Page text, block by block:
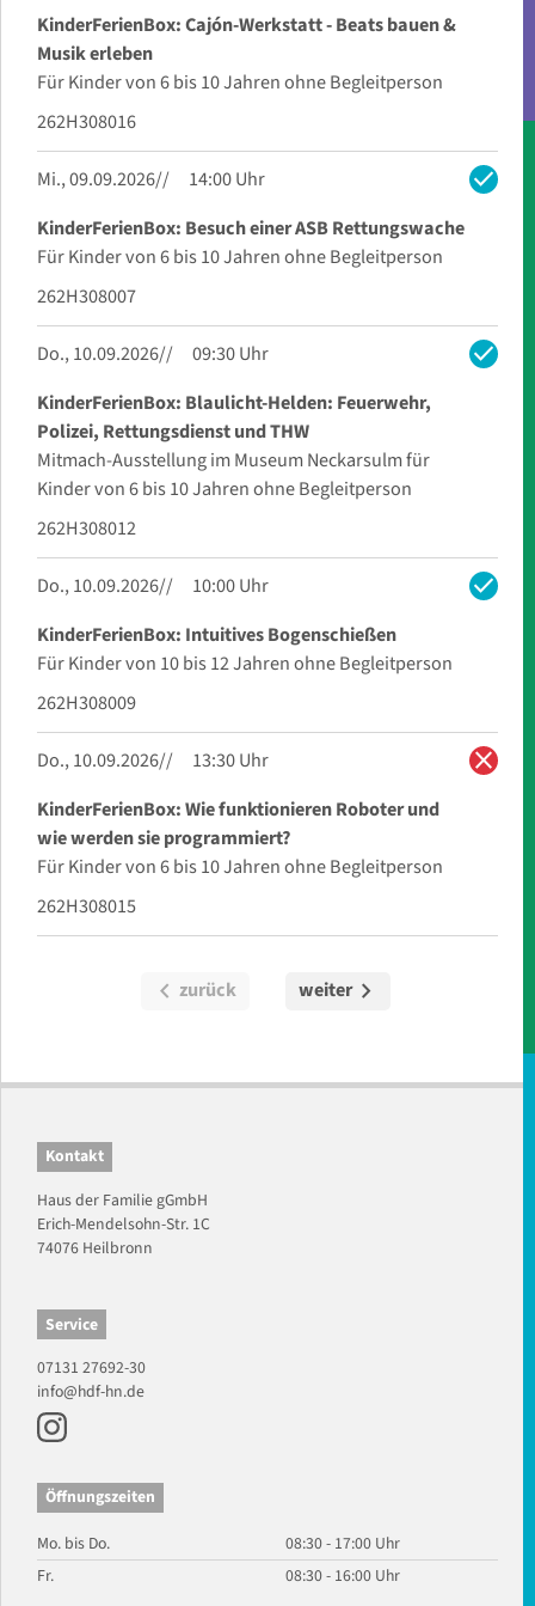
KinderFerienBox: Cajón-Werkstatt - Beats bauen &
Musik erleben
Für Kinder von 6 bis 10 Jahren ohne Begleitperson
262H308016
check
Mi., 09.09.2026
14:00 Uhr
KinderFerienBox: Besuch einer ASB Rettungswache
Für Kinder von 6 bis 10 Jahren ohne Begleitperson
262H308007
check
Do., 10.09.2026
09:30 Uhr
KinderFerienBox: Blaulicht-Helden: Feuerwehr,
Polizei, Rettungsdienst und THW
Mitmach-Ausstellung im Museum Neckarsulm für
Kinder von 6 bis 10 Jahren ohne Begleitperson
262H308012
check
Do., 10.09.2026
10:00 Uhr
KinderFerienBox: Intuitives Bogenschießen
Für Kinder von 10 bis 12 Jahren ohne Begleitperson
262H308009
close
Do., 10.09.2026
13:30 Uhr
KinderFerienBox: Wie funktionieren Roboter und
wie werden sie programmiert?
Für Kinder von 6 bis 10 Jahren ohne Begleitperson
262H308015
chevron_left zurück weiterchevron_right
Kontakt
Haus der Familie gGmbH
Erich-Mendelsohn-Str. 1C
74076 Heilbronn
Service
07131 27692-30
info@hdf-hn.de
Öffnungszeiten
Mo. bis Do.
08:30 - 17:00 Uhr
Fr.
08:30 - 16:00 Uhr